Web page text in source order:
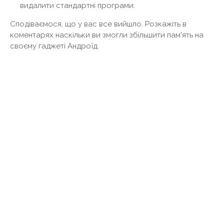
видалити стандартні програми.
Сподіваємося, що у вас все вийшло. Розкажіть в
коментарях наскільки ви змогли збільшити пам'ять на
своєму гаджеті Андроїд.